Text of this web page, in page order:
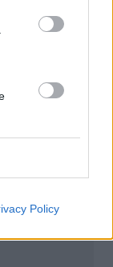
Policy